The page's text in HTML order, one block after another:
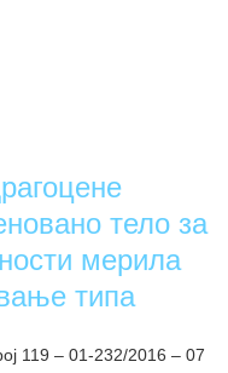
тело за
мерила
типа
119 – 01-232/2016 – 07